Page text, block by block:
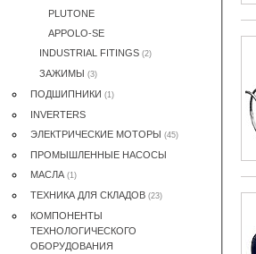
PLUTONE
APPOLO-SE
INDUSTRIAL FITINGS (2)
ЗАЖИМЫ (3)
ПОДШИПНИКИ (1)
INVERTERS
ЭЛЕКТРИЧЕСКИE МОТОРЫ (45)
ПРОМЫШЛЕННЫЕ НАСОСЫ
MАСЛА (1)
ТЕХНИКА ДЛЯ СКЛАДОВ (23)
КОМПОНЕНТЫ
ТЕХНОЛОГИЧЕСКОГО
ОБОРУДОВАНИЯ